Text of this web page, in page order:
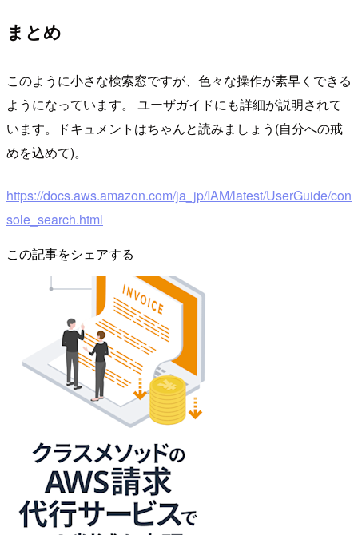
まとめ
このように小さな検索窓ですが、色々な操作が素早くできる
ようになっています。 ユーザガイドにも詳細が説明されて
います。ドキュメントはちゃんと読みましょう(自分への戒
めを込めて)。
https://docs.aws.amazon.com/ja_jp/IAM/latest/UserGuide/con
sole_search.html
この記事をシェアする